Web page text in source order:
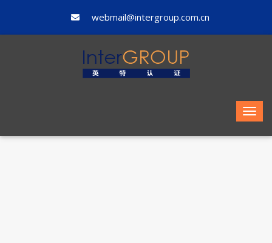
webmail@intergroup.com.cn